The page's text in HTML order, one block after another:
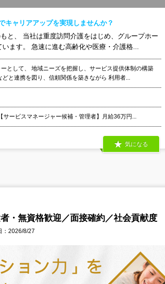
キャリアアップを実現しませんか？
と、 当社は重度訪問介護をはじめ、グループホー
ます。 急速に進む高齢化や医療・介護格...
として、 地域ニーズを把握し、サービス提供体制の構築
と連携を図り、信頼関係を築きながら 利用者...
サービスマネージャー候補・管理者】月給36万円...
気になる
・無資格歓迎／面接確約／社会貢献度
：2026/8/27